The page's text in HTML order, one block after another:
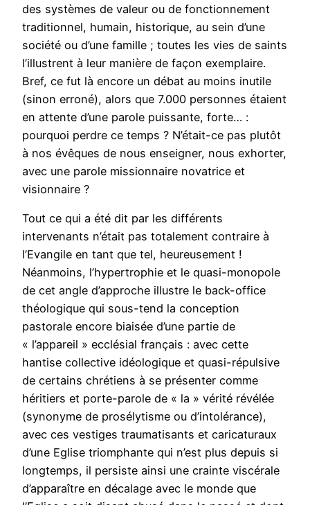
des systèmes de valeur ou de fonctionnement
traditionnel, humain, historique, au sein d’une
société ou d’une famille ; toutes les vies de saints
l’illustrent à leur manière de façon exemplaire.
Bref, ce fut là encore un débat au moins inutile
(sinon erroné), alors que 7.000 personnes étaient
en attente d’une parole puissante, forte… :
pourquoi perdre ce temps ? N’était-ce pas plutôt
à nos évêques de nous enseigner, nous exhorter,
avec une parole missionnaire novatrice et
visionnaire ?
Tout ce qui a été dit par les différents
intervenants n’était pas totalement contraire à
l’Evangile en tant que tel, heureusement !
Néanmoins, l’hypertrophie et le quasi-monopole
de cet angle d’approche illustre le back-office
théologique qui sous-tend la conception
pastorale encore biaisée d’une partie de
« l’appareil » ecclésial français : avec cette
hantise collective idéologique et quasi-répulsive
de certains chrétiens à se présenter comme
héritiers et porte-parole de « la » vérité révélée
(synonyme de prosélytisme ou d’intolérance),
avec ces vestiges traumatisants et caricaturaux
d’une Eglise triomphante qui n’est plus depuis si
longtemps, il persiste ainsi une crainte viscérale
d’apparaître en décalage avec le monde que